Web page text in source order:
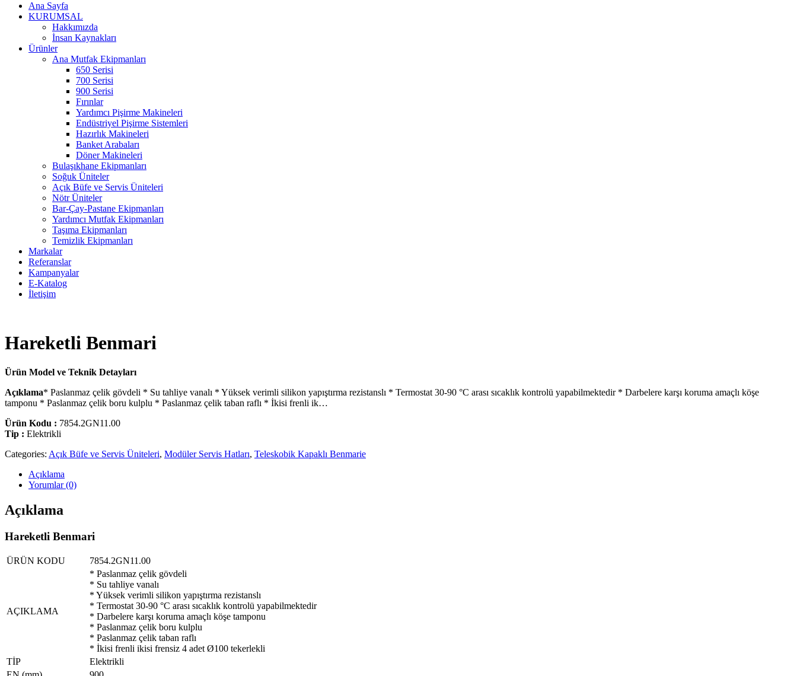
Ana Sayfa
KURUMSAL
Hakkımızda
İnsan Kaynakları
Ürünler
Ana Mutfak Ekipmanları
650 Serisi
700 Serisi
900 Serisi
Fırınlar
Yardımcı Pişirme Makineleri
Endüstriyel Pişirme Sistemleri
Hazırlık Makineleri
Banket Arabaları
Döner Makineleri
Bulaşıkhane Ekipmanları
Soğuk Üniteler
Açık Büfe ve Servis Üniteleri
Nötr Üniteler
Bar-Çay-Pastane Ekipmanları
Yardımcı Mutfak Ekipmanları
Taşıma Ekipmanları
Temizlik Ekipmanları
Markalar
Referanslar
Kampanyalar
E-Katalog
İletişim
Hareketli Benmari
Ürün Model ve Teknik Detayları
Açıklama* Paslanmaz çelik gövdeli * Su tahliye vanalı * Yüksek verimli silikon yapıştırma rezistanslı * Termostat 30-90 °C arası sıcaklık kontrolü yapabilmektedir * Darbelere karşı koruma amaçlı köşe
tamponu * Paslanmaz çelik boru kulplu * Paslanmaz çelik taban raflı * İkisi frenli ik…
Ürün Kodu : 7854.2GN11.00
Tip : Elektrikli
Categories: Açık Büfe ve Servis Üniteleri, Modüler Servis Hatları, Teleskobik Kapaklı Benmarie
Açıklama
Yorumlar (0)
Açıklama
Hareketli Benmari
ÜRÜN KODU 7854.2GN11.00
AÇIKLAMA
* Paslanmaz çelik gövdeli
* Su tahliye vanalı
* Yüksek verimli silikon yapıştırma rezistanslı
* Termostat 30-90 °C arası sıcaklık kontrolü yapabilmektedir
* Darbelere karşı koruma amaçlı köşe tamponu
* Paslanmaz çelik boru kulplu
* Paslanmaz çelik taban raflı
* İkisi frenli ikisi frensiz 4 adet Ø100 tekerlekli
TİP
Elektrikli